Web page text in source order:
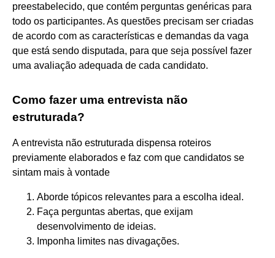
preestabelecido, que contém perguntas genéricas para
todo os participantes. As questões precisam ser criadas
de acordo com as características e demandas da vaga
que está sendo disputada, para que seja possível fazer
uma avaliação adequada de cada candidato.
Como fazer uma entrevista não
estruturada?
A entrevista não estruturada dispensa roteiros
previamente elaborados e faz com que candidatos se
sintam mais à vontade
Aborde tópicos relevantes para a escolha ideal.
Faça perguntas abertas, que exijam
desenvolvimento de ideias.
Imponha limites nas divagações.